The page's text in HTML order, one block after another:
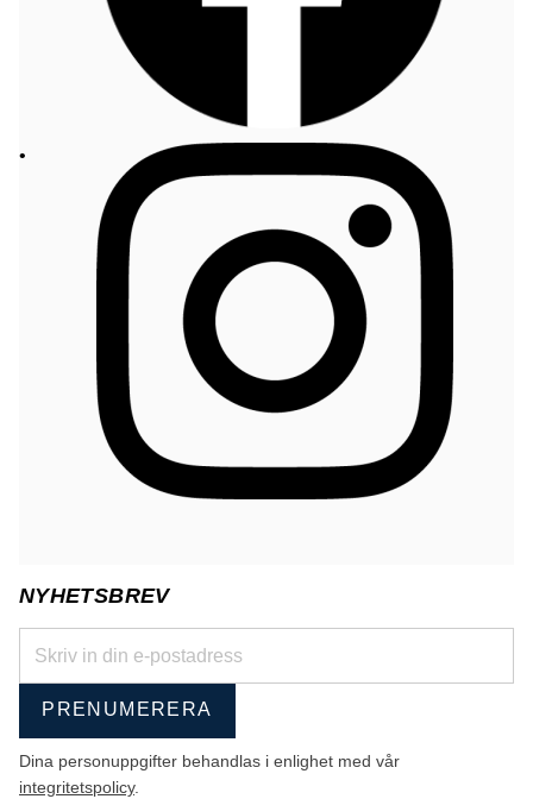
NYHETSBREV
PRENUMERERA
Dina personuppgifter behandlas i enlighet med vår
integritetspolicy.